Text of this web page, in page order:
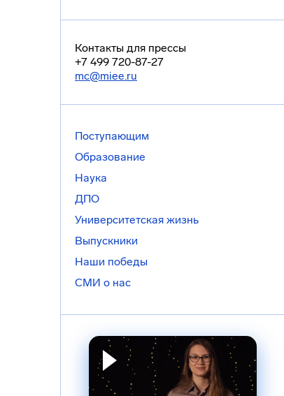
Контакты для прессы
+7 499 720-87-27
mc@miee.ru
Поступающим
Образование
Наука
ДПО
Университетская жизнь
Выпускники
Наши победы
СМИ о нас